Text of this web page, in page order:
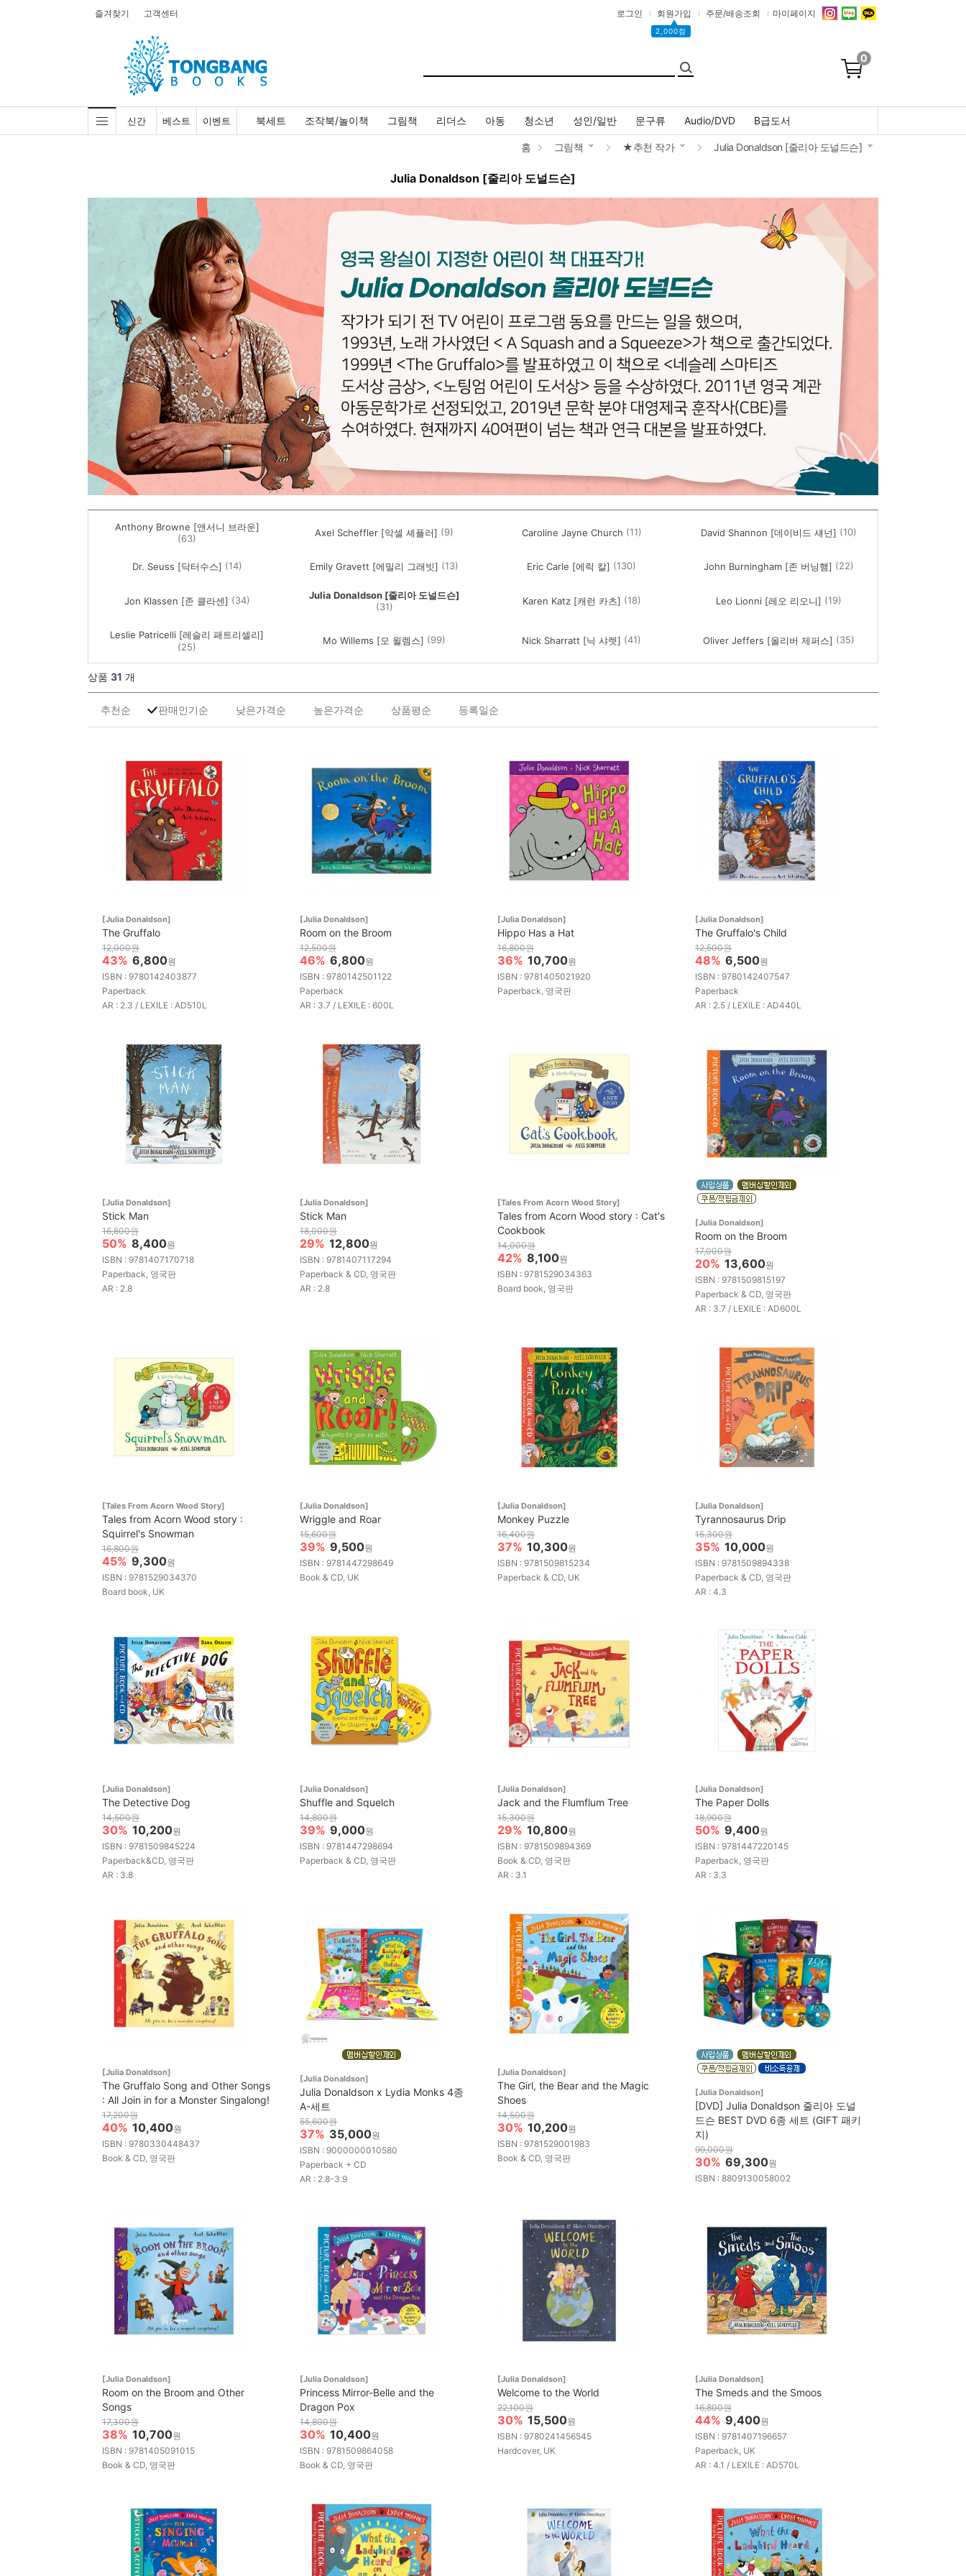
즐겨찾기 고객센터 로그인 회원가입
▲
2,000점
주문/배송조회 마이페이지
0
신간 베스트 이벤트 북세트 조작북/놀이책 그림책 리더스 아동 청소년 성인/일반 문구류 Audio/DVD B급도서
홈 그림책 ★추천 작가 Julia Donaldson [줄리아 도널드슨]
Julia Donaldson [줄리아 도널드슨]
Anthony Browne [앤서니 브라운]
(63)
Axel Scheffler [악셀 셰플러] (9) Caroline Jayne Church (11) David Shannon [데이비드 섀넌] (10)
Dr. Seuss [닥터수스] (14) Emily Gravett [에밀리 그래빗] (13) Eric Carle [에릭 칼] (130) John Burningham [존 버닝햄] (22)
Jon Klassen [존 클라센] (34)
Julia Donaldson [줄리아 도널드슨]
(31)
Karen Katz [캐런 카츠] (18) Leo Lionni [레오 리오니] (19)
Leslie Patricelli [레슬리 패트리셀리]
(25)
Mo Willems [모 윌렘스] (99) Nick Sharratt [닉 샤렛] (41) Oliver Jeffers [올리버 제퍼스] (35)
상품 31 개
추천순 판매인기순 낮은가격순 높은가격순 상품평순 등록일순
[Julia Donaldson]
The Gruffalo
12,000원
43% 6,800원
ISBN : 9780142403877
Paperback
AR : 2.3 / LEXILE : AD510L
[Julia Donaldson]
Room on the Broom
12,500원
46% 6,800원
ISBN : 9780142501122
Paperback
AR : 3.7 / LEXILE : 600L
[Julia Donaldson]
Hippo Has a Hat
16,800원
36% 10,700원
ISBN : 9781405021920
Paperback, 영국판
[Julia Donaldson]
The Gruffalo's Child
12,500원
48% 6,500원
ISBN : 9780142407547
Paperback
AR : 2.5 / LEXILE : AD440L
[Julia Donaldson]
Stick Man
16,800원
50% 8,400원
ISBN : 9781407170718
Paperback, 영국판
AR : 2.8
[Julia Donaldson]
Stick Man
18,000원
29% 12,800원
ISBN : 9781407117294
Paperback & CD, 영국판
AR : 2.8
[Tales From Acorn Wood Story]
Tales from Acorn Wood story : Cat's
Cookbook
14,000원
42% 8,100원
ISBN : 9781529034363
Board book, 영국판
[Julia Donaldson]
Room on the Broom
17,000원
20% 13,600원
ISBN : 9781509815197
Paperback & CD, 영국판
AR : 3.7 / LEXILE : AD600L
[Tales From Acorn Wood Story]
Tales from Acorn Wood story :
Squirrel's Snowman
16,800원
45% 9,300원
ISBN : 9781529034370
Board book, UK
[Julia Donaldson]
Wriggle and Roar
15,600원
39% 9,500원
ISBN : 9781447298649
Book & CD, UK
[Julia Donaldson]
Monkey Puzzle
16,400원
37% 10,300원
ISBN : 9781509815234
Paperback & CD, UK
[Julia Donaldson]
Tyrannosaurus Drip
15,300원
35% 10,000원
ISBN : 9781509894338
Paperback & CD, 영국판
AR : 4.3
[Julia Donaldson]
The Detective Dog
14,500원
30% 10,200원
ISBN : 9781509845224
Paperback&CD, 영국판
AR : 3.8
[Julia Donaldson]
Shuffle and Squelch
14,800원
39% 9,000원
ISBN : 9781447298694
Paperback & CD, 영국판
[Julia Donaldson]
Jack and the Flumflum Tree
15,300원
29% 10,800원
ISBN : 9781509894369
Book & CD, 영국판
AR : 3.1
[Julia Donaldson]
The Paper Dolls
18,900원
50% 9,400원
ISBN : 9781447220145
Paperback, 영국판
AR : 3.3
[Julia Donaldson]
The Gruffalo Song and Other Songs
: All Join in for a Monster Singalong!
17,200원
40% 10,400원
ISBN : 9780330448437
Book & CD, 영국판
[Julia Donaldson]
Julia Donaldson x Lydia Monks 4종
A-세트
55,600원
37% 35,000원
ISBN : 9000000010580
Paperback + CD
AR : 2.8-3.9
[Julia Donaldson]
The Girl, the Bear and the Magic
Shoes
14,500원
30% 10,200원
ISBN : 9781529001983
Book & CD, 영국판
[Julia Donaldson]
[DVD] Julia Donaldson 줄리아 도널
드슨 BEST DVD 6종 세트 (GIFT 패키
지)
99,000원
30% 69,300원
ISBN : 8809130058002
[Julia Donaldson]
Room on the Broom and Other
Songs
17,300원
38% 10,700원
ISBN : 9781405091015
Book & CD, 영국판
[Julia Donaldson]
Princess Mirror-Belle and the
Dragon Pox
14,800원
30% 10,400원
ISBN : 9781509864058
Book & CD, 영국판
[Julia Donaldson]
Welcome to the World
22,100원
30% 15,500원
ISBN : 9780241456545
Hardcover, UK
[Julia Donaldson]
The Smeds and the Smoos
16,800원
44% 9,400원
ISBN : 9781407196657
Paperback, UK
AR : 4.1 / LEXILE : AD570L